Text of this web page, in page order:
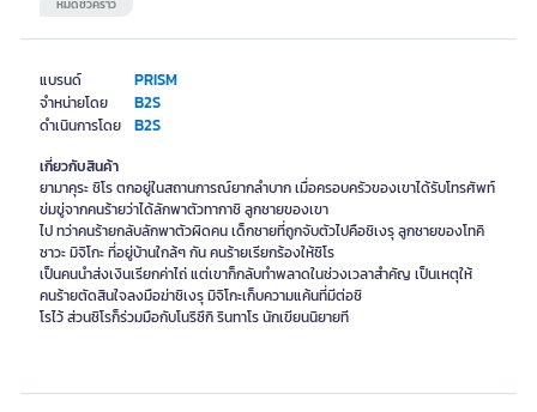
แบรนด์ PRISM
จำหน่ายโดย B2S
ดำเนินการโดย B2S
หมดชั่วคราว
เกี่ยวกับสินค้า
ยามาคุระ ชิโร ตกอยู่ในสถานการณ์ยากลําบาก เมื่อครอบครัวของเขาได้รับโทรศัพท์
ข่มขู่จากคนร้ายว่าได้ลักพาตัวทากาชิ ลูกชายของเขา
ไป ทว่าคนร้ายกลับลักพาตัวผิดคน เด็กชายที่ถูกจับตัวไปคือชิเงรุ ลูกชายของโทคิ
ซาวะ มิจิโกะ ที่อยู่บ้านใกล้ๆ กัน คนร้ายเรียกร้องให้ชิโร
เป็นคนนําส่งเงินเรียกค่าไถ่ แต่เขาก็กลับทําพลาดในช่วงเวลาสําคัญ เป็นเหตุให้
คนร้ายตัดสินใจลงมือฆ่าชิเงรุ มิจิโกะเก็บความแค้นที่มีต่อชิ
โรไว้ ส่วนชิโรก็ร่วมมือกับโนริซึกิ รินทาโร นักเขียนนิยายที